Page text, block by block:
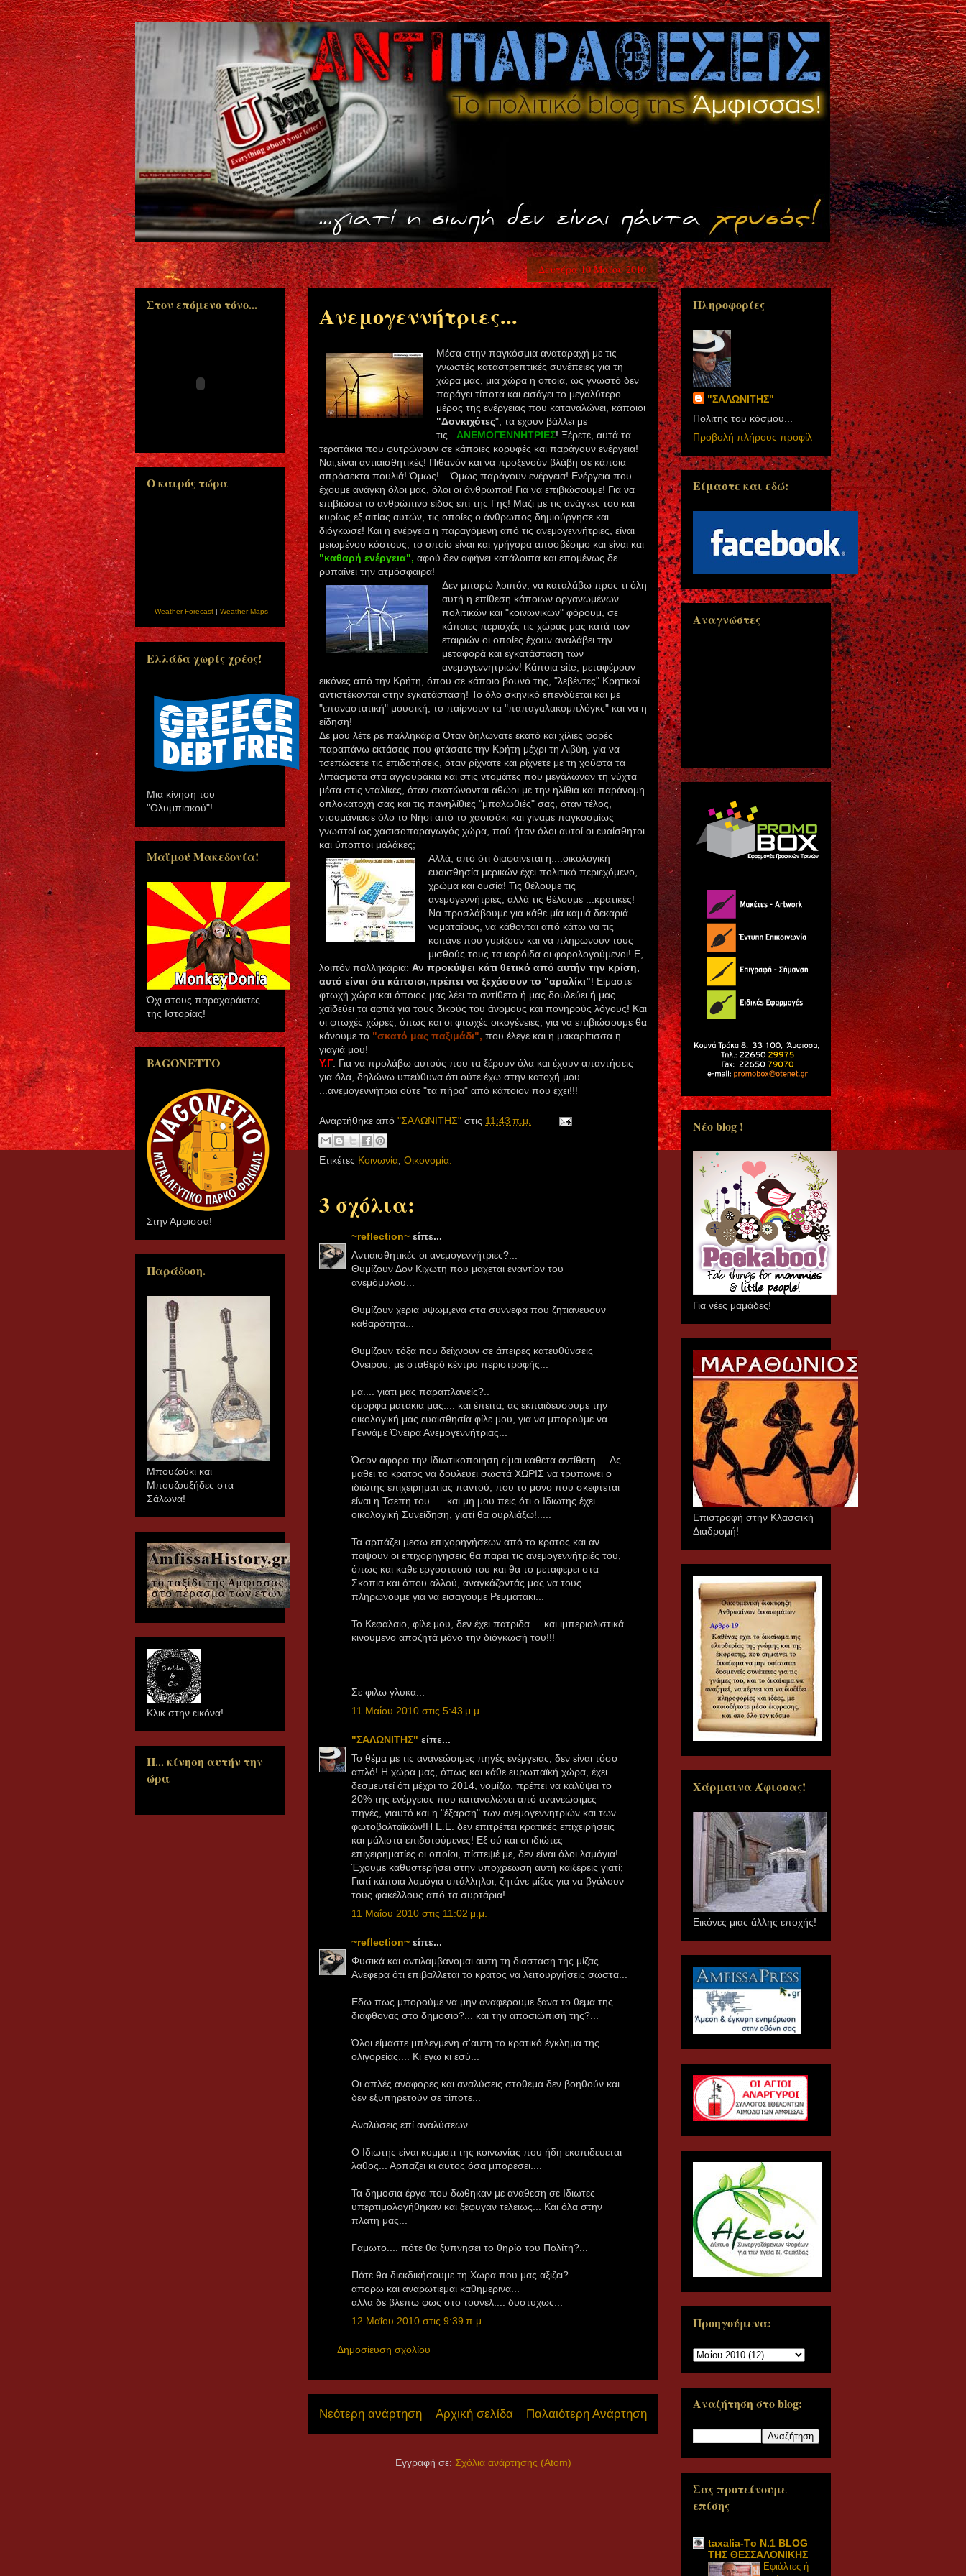
Δευτέρα 10 Μαΐου 2010
Ανεμογεννήτριες...
Μέσα στην παγκόσμια αναταραχή με τις
γνωστές καταστρεπτικές συνέπειες για τη
χώρα μας, μια χώρα η οποία, ως γνωστό δεν
παράγει τίποτα και εισάγει το μεγαλύτερο
μέρος της ενέργειας που καταναλώνει, κάποιοι
"Δονκιχότες", τα έχουν βάλλει με
τις... ΑΝΕΜΟΓΕΝΝΗΤΡΙΕΣ! Ξέρετε, αυτά τα
τερατάκια που φυτρώνουν σε κάποιες κορυφές και παράγουν ενέργεια!
Ναι,είναι αντιαισθητικές! Πιθανόν και να προξενούν βλάβη σε κάποια
απρόσεκτα πουλιά! Όμως!... Όμως παράγουν ενέργεια! Ενέργεια που
έχουμε ανάγκη όλοι μας, όλοι οι άνθρωποι! Για να επιβιώσουμε! Για να
επιβιώσει το ανθρώπινο είδος επί της Γης! Μαζί με τις ανάγκες του και
κυρίως εξ αιτίας αυτών, τις οποίες ο άνθρωπος δημιούργησε και
διόγκωσε! Και η ενέργεια η παραγόμενη από τις ανεμογεννήτριες, είναι
μειωμένου κόστους, το οποίο είναι και γρήγορα αποσβέσιμο και είναι και
"καθαρή ενέργεια", αφού δεν αφήνει κατάλοιπα και επομένως δε
ρυπαίνει την ατμόσφαιρα!
Δεν μπορώ λοιπόν, να καταλάβω προς τι όλη
αυτή η επίθεση κάποιων οργανωμένων
πολιτικών και "κοινωνικών" φόρουμ, σε
κάποιες περιοχές τις χώρας μας κατά των
εταιριών οι οποίες έχουν αναλάβει την
μεταφορά και εγκατάσταση των
ανεμογεννητριών! Κάποια site , μεταφέρουν
εικόνες από την Κρήτη, όπου σε κάποιο βουνό της, "λεβέντες" Κρητικοί
αντιστέκονται στην εγκατάσταση! Το όλο σκηνικό επενδύεται και με
"επαναστατική" μουσική , το παίρνουν τα "παπαγαλακομπλόγκς" και να η
είδηση!
Δε μου λέτε ρε παλληκάριαΌταν δηλώνατε εκατό και χίλιες φορές
παραπάνω εκτάσεις που φτάσατε την Κρήτη μέχρι τη Λιβύη, για να
τσεπώσετε τις επιδοτήσεις, όταν ρίχνατε και ρίχνετε με τη χούφτα τα
λιπάσματα στα αγγουράκια και στις ντομάτες που μεγάλωναν τη νύχτα
μέσα στις νταλίκες, όταν σκοτώνονται αθώοι με την ηλίθια και παράνομη
οπλοκατοχή σας και τις πανηλίθιες "μπαλωθιές" σας, όταν τέλος,
ντουμάνιασε όλο το Νησί από το χασισάκι και γίναμε παγκοσμίως
γνωστοί ως χασισοπαραγωγός χώρα, πού ήταν όλοι αυτοί οι ευαίσθητοι
και ύποπτοι μαλάκες;
Αλλά, από ότι διαφαίνεται η....οικολογική
ευαισθησία μερικών έχει πολιτικό περιεχόμενο,
χρώμα και ουσία! Τις θέλουμε τις
ανεμογεννήτριες, αλλά τις θέλουμε ...κρατικές!
Να προσλάβουμε για κάθε μία καμιά δεκαριά
νοματαίους , να κάθονται από κάτω να τις
κοιτάνε που γυρίζουν και να πληρώνουν τους
μισθούς τους τα κορόιδα οι φορολογούμενοι! Ε,
λοιπόν παλληκάρια: Αν προκύψει κάτι θετικό από αυτήν την κρίση,
αυτό είναι ότι κάποιοι,πρέπει να ξεχάσουν το "αραλίκι"! Είμαστε
φτωχή χώρα και όποιος μας λέει το αντίθετο ή μας δουλεύει ή μας
χαϊδεύει τα αφτιά για τους δικούς του άνομους και πονηρούς λόγους! Και
οι φτωχές χώρες, όπως και οι φτωχές οικογένειες, για να επιβιώσουμε θα
κάνουμε το "σκατό μας παξιμάδι", που έλεγε και η μακαρίτισσα η
γιαγιά μου!
Υ.Γ. Για να προλάβω αυτούς που τα ξέρουν όλα και έχουν απαντήσεις
για όλα, δηλώνω υπεύθυνα ότι ούτε έχω στην κατοχή μου
...ανεμογεννήτρια ούτε "τα πήρα" από κάποιον που έχει!!!
Αναρτήθηκε από "ΣΑΛΩΝΙΤΗΣ" στις 11:43 π.μ.
Ετικέτες Κοινωνία Οικονομία.
3 σχόλια:
~reflection~ είπε...
Αντιαισθητικές οι ανεμογεννήτριες?...
Θυμίζουν Δον Κιχωτη που μαχεται εναντίον του
ανεμόμυλου...
Θυμίζουν χερια υψωμ,ενα στα συννεφα που ζητιανευουν
καθαρότητα...
Θυμίζουν τόξα που δείχνουν σε άπειρες κατευθύνσεις
Ονειρου, με σταθερό κέντρο περιστροφής...
μα.... γιατι μας παραπλανείς?..
όμορφα ματακια μας.... και έπειτα, ας εκπαιδευσουμε την
οικολογική μας ευαισθησία φίλε μου, για να μπορούμε να
Γεννάμε Όνειρα Ανεμογεννήτριας...
Όσον αφορα την Ιδιωτικοποιηση είμαι καθετα αντίθετη.... Ας
μαθει το κρατος να δουλευει σωστά ΧΩΡΙΣ να τρυπωνει ο
ιδιώτης επιχειρηματίας παντού, που το μονο που σκεφτεται
είναι η Τσεπη του .... και μη μου πεις ότι ο Ιδιωτης έχει
οικολογική Συνείδηση, γιατί θα ουρλιάξω!.....
Τα αρπάζει μεσω επιχορηγήσεων από το κρατος και αν
παψουν οι επιχορηγησεις θα παρει τις ανεμογεννήτριές του,
όπως και καθε εργοστασιό του και θα το μεταφερει στα
Σκοπια και όπου αλλού, αναγκάζοντάς μας να τους
πληρωνουμε για να εισαγουμε Ρευματακι...
Το Κεφαλαιο, φίλε μου, δεν έχει πατριδα.... και ιμπεριαλιστικά
κινούμενο αποζητά μόνο την διόγκωσή του!!!
Σε φιλω γλυκα...
11 Μαΐου 2010 στις 5:43 μ.μ.
"ΣΑΛΩΝΙΤΗΣ" είπε...
Το θέμα με τις ανανεώσιμες πηγές ενέργειας, δεν είναι τόσο
απλό! Η χώρα μας, όπως και κάθε ευρωπαϊκή χώρα, έχει
δεσμευτεί ότι μέχρι το 2014, νομίζω, πρέπει να καλύψει το
20% της ενέργειας που καταναλώνει από ανανεώσιμες
πηγές, γιαυτό και η "έξαρση" των ανεμογεννητριών και των
φωτοβολταϊκών!Η Ε.Ε. δεν επιτρέπει κρατικές επιχειρήσεις
και μάλιστα επιδοτούμενες! Εξ ού και οι ιδιώτες
επιχειρηματίες οι οποίοι, πίστεψέ με, δεν είναι όλοι λαμόγια!
Έχουμε καθυστερήσει στην υποχρέωση αυτή καιξέρεις γιατί;
Γιατί κάποια λαμόγια υπάλληλοι, ζητάνε μίζες για να βγάλουν
τους φακέλλους από τα συρτάρια!
11 Μαΐου 2010 στις 11:02 μ.μ.
~reflection~ είπε...
Φυσικά και αντιλαμβανομαι αυτη τη διασταση της μίζας...
Ανεφερα ότι επιβαλλεται το κρατος να λειτουργήσεις σωστα...
Εδω πως μπορούμε να μην αναφερουμε ξανα το θεμα της
διαφθονας στο δημοσιο?... και την αποσιώπισή της?...
Όλοι είμαστε μπλεγμενη σ'αυτη το κρατικό έγκλημα της
ολιγορείας.... Κι εγω κι εσύ...
Οι απλές αναφορες και αναλύσεις στοθεμα δεν βοηθούν και
δεν εξυπηρετούν σε τίποτε...
Αναλύσεις επί αναλύσεων...
Ο Ιδιωτης είναι κομματι της κοινωνίας που ήδη εκαπιδευεται
λαθος... Αρπαζει κι αυτος όσα μπορεσει....
Τα δημοσια έργα που δωθηκαν με αναθεση σε Ιδιωτες
υπερτιμολογήθηκαν και ξεφυγαν τελειως... Και όλα στην
πλατη μας...
Γαμωτο.... πότε θα ξυπνησει το θηρίο του Πολίτη?...
Πότε θα διεκδικήσουμε τη Χωρα που μας αξιζει?..
απορω και αναρωτιεμαι καθημερινα...
αλλα δε βλεπω φως στο τουνελ.... δυστυχως...
12 Μαΐου 2010 στις 9:39 π.μ.
Δημοσίευση σχολίου
Νεότερη ανάρτηση Παλαιότερη Ανάρτηση
Αρχική σελίδα
Εγγραφή σε: Σχόλια ανάρτησης (Atom)
Στον επόμενο τόνο...
Ο καιρός τώρα
Weather Forecast | Weather Maps
Ελλάδα χωρίς χρέος!
Μια κίνηση του
"Ολυμπιακού"!
Μαϊμού Μακεδονία!
Όχι στους παραχαράκτες
της Ιστορίας!
BAGONETTO
Στην Άμφισσα!
Παράδοση.
Μπουζούκι και
Μπουζουξήδες στα
Σάλωνα!
Κλικ στην εικόνα!
Η... κίνηση αυτήν την
ώρα
Πληροφορίες
"ΣΑΛΩΝΙΤΗΣ"
Πολίτης του κόσμου...
Προβολή πλήρους προφίλ
Είμαστε και εδώ:
Αναγνώστες
Νέο blog !
Για νέες μαμάδες!
Επιστροφή στην Κλασσική
Διαδρομή!
Χάρμαινα Άφισσας!
Εικόνες μιας άλλης εποχής!
Προηγούμενα:
Αναζήτηση στο blog:
Σας προτείνουμε
επίσης
taxalia-Τo N.1 BLOG
ΤΗΣ ΘΕΣΣΑΛΟΝΙΚΗΣ
Εφιάλτες ή